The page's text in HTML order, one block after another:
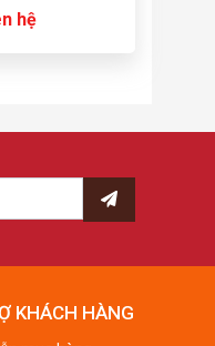
hệ
KHÁCH HÀNG